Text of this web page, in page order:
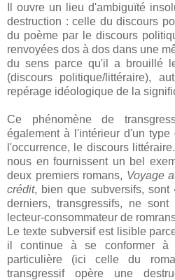
Il ouvre un lieu d'ambiguïté
destruction : celle du discours
du poème par le discours
renvoyées dos à dos dans une
du sens parce qu'il a brouillé
(discours politique/littéraire),
repérage idéologique de la
Ce phénomène de
également à l'intérieur d'un
l'occurrence, le discours
nous en fournissent un bel
deux premiers romans, Voyage
crédit, bien que subversifs,
derniers, transgressifs, ne
lecteur-consommateur de
Le texte subversif est lisible
il continue à se conformer à
particulière (ici celle du
transgressif opère une